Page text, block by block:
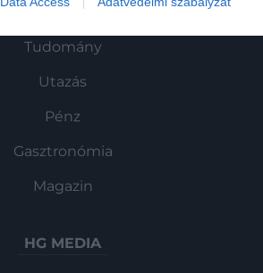
Kultúra
Tudomány
Utazás
Pénz
Gasztronómia
Magazin
HG MEDIA